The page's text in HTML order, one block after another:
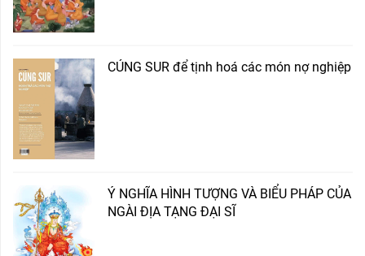
CÚNG SUR để tịnh hoá các món nợ nghiệp
Ý NGHĨA HÌNH TƯỢNG VÀ BIỂU PHÁP CỦA
NGÀI ĐỊA TẠNG ĐẠI SĨ